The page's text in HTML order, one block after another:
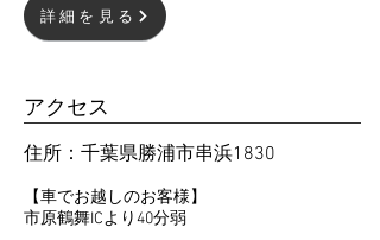
詳細を見る
​アクセス
住所：千葉県勝浦市串浜1830
【車でお越しのお客様】
市原鶴舞ICより40分弱